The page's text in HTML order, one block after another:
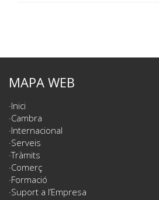
MAPA WEB
Inici
Cambra
Internacional
Serveis
Tràmits
Comerç
Formació
Suport a l’Empresa